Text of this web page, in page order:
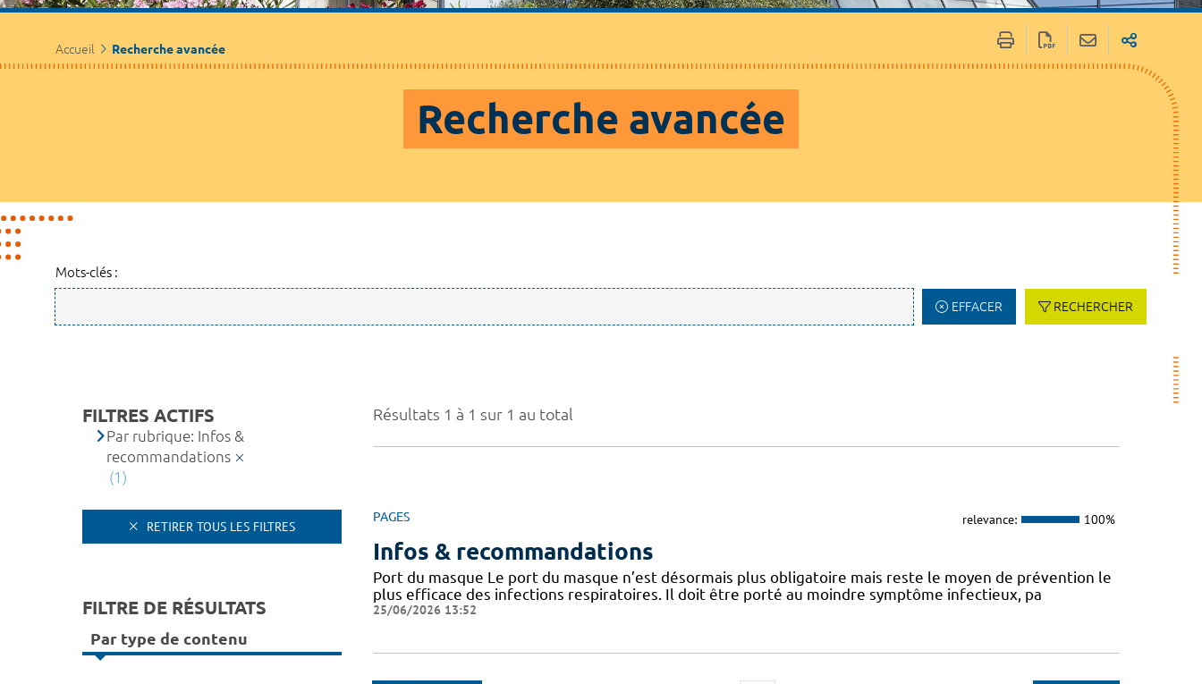
Accueil Recherche avancée
Recherche avancée
Mots-clés :
EFFACER RECHERCHER
Résultats 1 à 1 sur 1 au total
PAGES relevance: 100%
Infos & recommandations
Port du masque Le port du masque n’est désormais plus obligatoire mais reste le moyen de prévention le
plus efficace des infections respiratoires. Il doit être porté au moindre symptôme infectieux, pa
25/06/2026 13:52
FILTRES ACTIFS
Par rubrique: Infos &
recommandations
(1)
RETIRER TOUS LES FILTRES
FILTRE DE RÉSULTATS
Par type de contenu